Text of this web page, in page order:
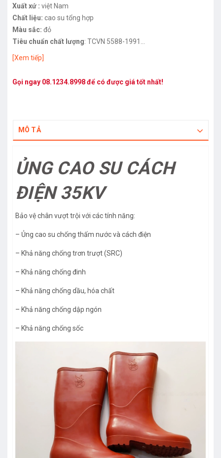
Xuất xứ : việt Nam
Chất liệu: cao su tổng hợp
Màu sắc: đỏ
Tiêu chuẩn chất lượng: TCVN 5588-1991
Điện áp sử dụng:
[Xem tiếp]
Gọi ngay 08.1234.8998để có được giá tốt nhất!
MÔ TẢ
ỦNG CAO SU CÁCH
ĐIỆN 35KV
Bảo vệ chân vượt trội với các tính năng:
– Ủng cao su chống thấm nước và cách điện
– Khả năng chống trơn trượt (SRC)
– Khả năng chống đinh
– Khả năng chống dầu, hóa chất
– Khả năng chống dập ngón
– Khả năng chống sốc